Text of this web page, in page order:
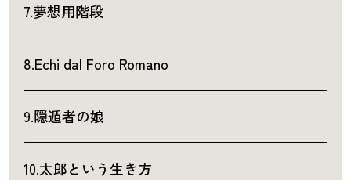
7.夢想用階段
8.Echi dal Foro Romano
9.隠遁者の娘
10.太郎という生き方